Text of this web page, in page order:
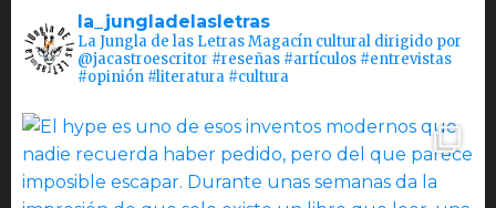
la_jungladelasletras
La Jungla de las Letras Magacín cultural dirigido por
@jacastroescritor #reseñas #artículos #entrevistas
#opinión #literatura #cultura